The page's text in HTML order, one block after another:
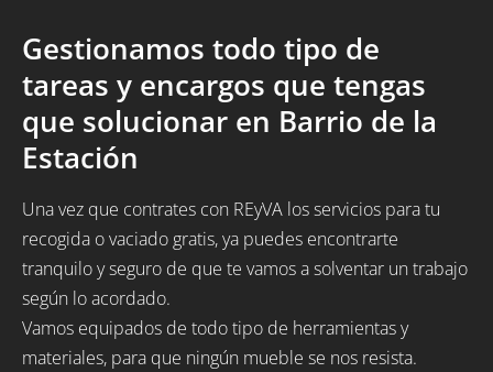
Gestionamos todo tipo de
tareas y encargos que tengas
que solucionar en Barrio de la
Estación
Una vez que contrates con REyVA los servicios para tu
recogida o vaciado gratis, ya puedes encontrarte
tranquilo y seguro de que te vamos a solventar un trabajo
según lo acordado.
Vamos equipados de todo tipo de herramientas y
materiales, para que ningún mueble se nos resista.